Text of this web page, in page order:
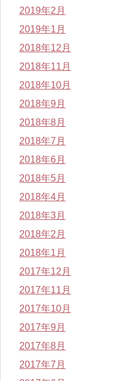
2019年2月
2019年1月
2018年12月
2018年11月
2018年10月
2018年9月
2018年8月
2018年7月
2018年6月
2018年5月
2018年4月
2018年3月
2018年2月
2018年1月
2017年12月
2017年11月
2017年10月
2017年9月
2017年8月
2017年7月